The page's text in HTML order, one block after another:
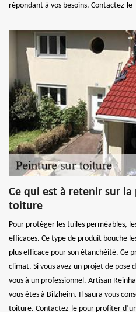
répondant à vos besoins. Contactez-le
Ce qui est à retenir sur
toiture
Pour protéger les tuiles perméables,
efficaces. Ce type de produit bouche
plus efficace pour son étanchéité. Ce
climat. Si vous avez un projet de pose
vous à un professionnel. Artisan
vous êtes à Bilzheim. Il saura vous
toiture. Contactez-le pour profiter